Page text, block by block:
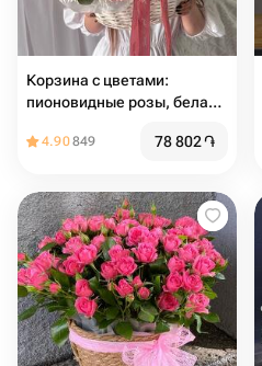
Корзина с цветами:
пионовидные розы, белая
веточки эвкалипта🌸
4.90849 78 802֏